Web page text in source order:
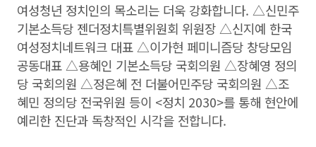
여성청년 정치인의 목소리는 더욱 강화합니다. △신민주
기본소득당 젠더정치특별위원회 위원장 △신지예 한국
여성정치네트워크 대표 △이가현 페미니즘당 창당모임
공동대표 △용혜인 기본소득당 국회의원 △장혜영 정의
당 국회의원 △정은혜 전 더불어민주당 국회의원 △조
혜민 정의당 전국위원 등이 <정치 2030>를 통해 현안에
예리한 진단과 독창적인 시각을 전합니다.